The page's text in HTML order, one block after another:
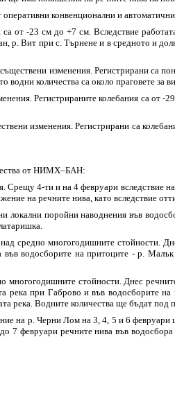
оперативни конвенционални и
от -23 см до +7 см. Вследствие
р. Вит при с. Търнене и в средното и
изменения. Регистрирани са
количества са около праговете за
Регистрираните колебания са от -
изменения. Регистрирани са
от НИМХ–БАН:
Срещу 4-ти и на 4 февруари
на речните нива, като вследствие
поройни наводнения във
средно многогодишните стойности.
водосборите на притоците - р.
многогодишните стойности. Днес
река при Габрово и във
река. Водните количества ще бъдат под
на р. Черни Лом на 3, 4, 5 и 6
февруари речните нива във